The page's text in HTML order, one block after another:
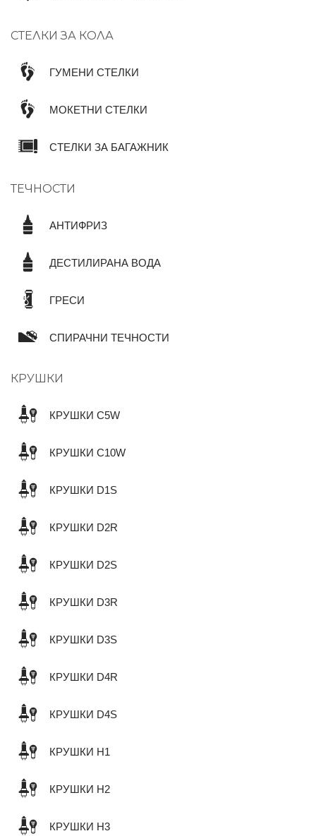
СТЕЛКИ ЗА КОЛА
ГУМЕНИ СТЕЛКИ
МОКЕТНИ СТЕЛКИ
СТЕЛКИ ЗА БАГАЖНИК
ТЕЧНОСТИ
АНТИФРИЗ
ДЕСТИЛИРАНА ВОДА
ГРЕСИ
СПИРАЧНИ ТЕЧНОСТИ
КРУШКИ
КРУШКИ C5W
КРУШКИ C10W
КРУШКИ D1S
КРУШКИ D2R
КРУШКИ D2S
КРУШКИ D3R
КРУШКИ D3S
КРУШКИ D4R
КРУШКИ D4S
КРУШКИ H1
КРУШКИ H2
КРУШКИ H3